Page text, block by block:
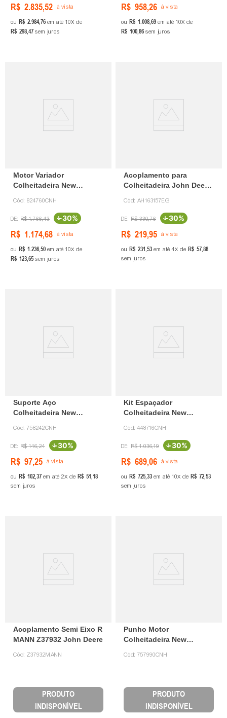
R$ 2.835,52 à vista
ou R$ 2984,76 em até 10 de
R$ 29847 sem juros
R$ 958,26 à vista
ou R$ 1 00869 em até 10 de
R$ 10086 sem juros
Motor Variador
Colheitadeira New
Cód: 824760CNH
R$ 1.766,43 -30%
R$ 1.174,68 à vista
ou R$ 1 23650 em até 10 de
R$ 12365 sem juros
Acoplamento para
Colheitadeira John Deere
Cód: AH163157EG
R$ 330,76 -30%
R$ 219,95 à vista
ou R$ 231 53 em até4 de R$ 5788
sem juros
Suporte Aço
Colheitadeira New
Cód: 758242CNH
R$ 146,24 -30%
R$ 97,25 à vista
ou R$ 10237 em até 2 de R$ 51 18
sem juros
Kit Espaçador
Colheitadeira New
Cód:448716CNH
R$ 1.036,19 -30%
R$ 689,06 à vista
ou R$ 72533 em até 10 de R$ 7253
sem juros
Acoplamento Semi Eixo R
MANN Z37932 John Deere
Cód: Z37932MANN
PRODUTO
INDISPONÍVEL
Punho Motor
Colheitadeira New
Cód: 757990CNH
PRODUTO
INDISPONÍVEL